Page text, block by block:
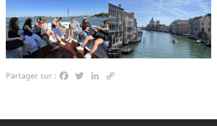
Partager sur : FacebookTwitterLinkedIn